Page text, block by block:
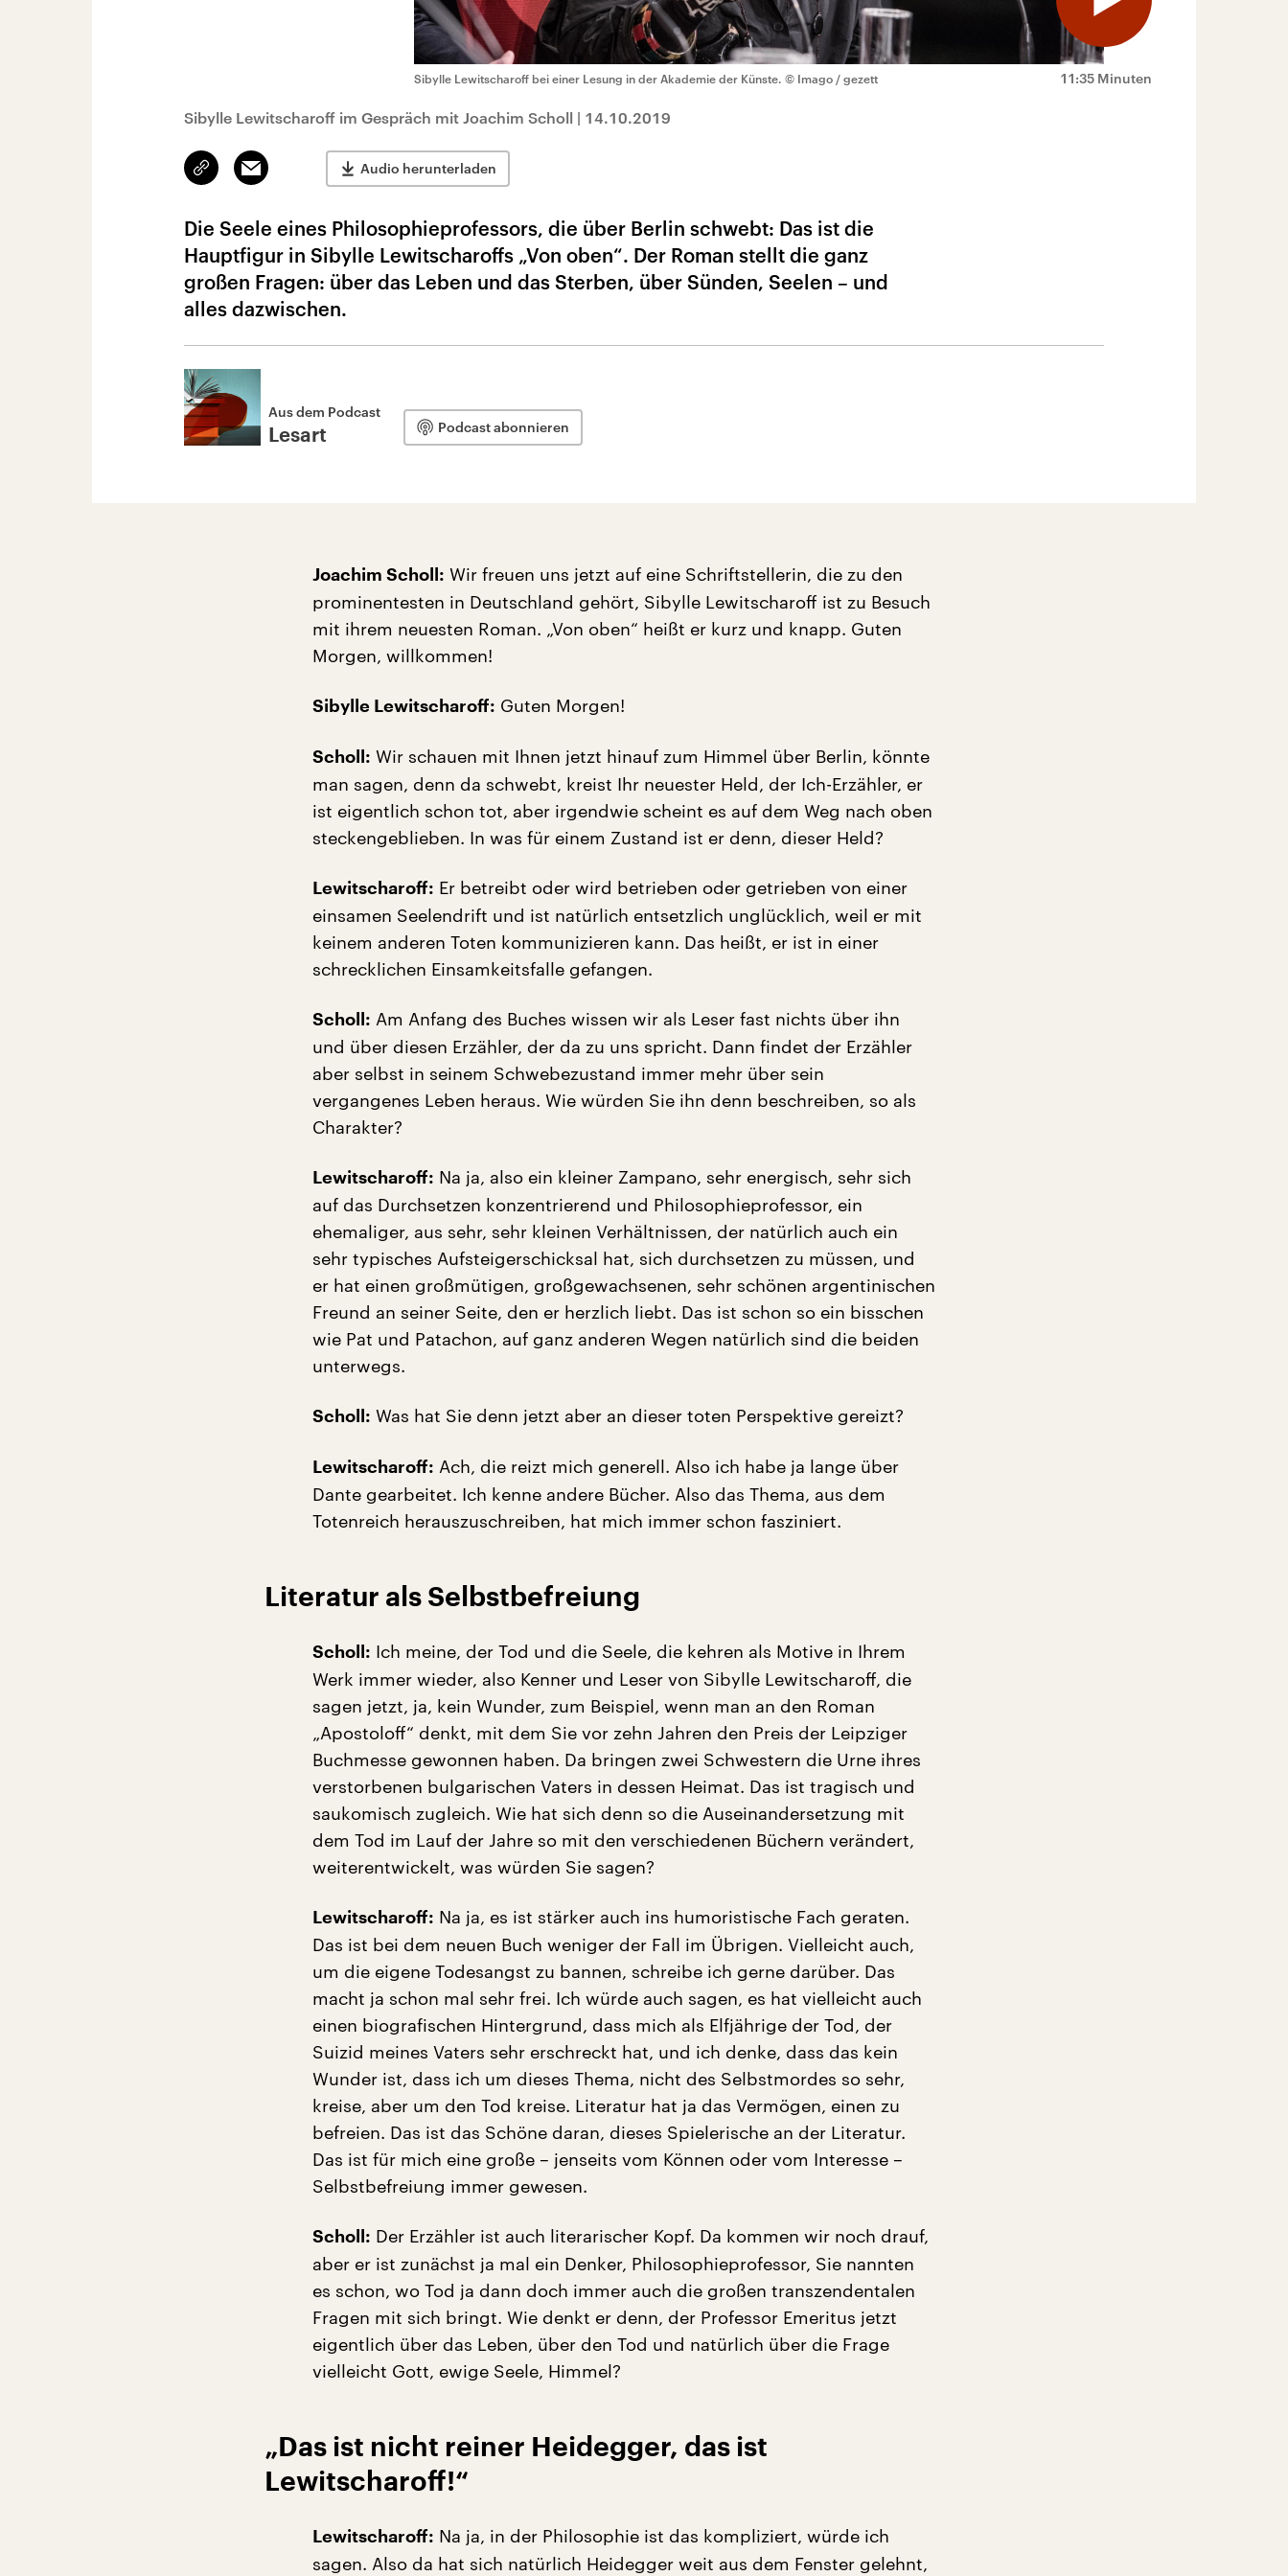
11:35 Minuten
Sibylle Lewitscharoff bei einer Lesung in der Akademie der Künste. © Imago / gezett
Sibylle Lewitscharoff im Gespräch mit Joachim Scholl | 14.10.2019
Link
kopieren/teilen
Email Audio herunterladen
Die Seele eines Philosophieprofessors, die über Berlin schwebt: Das ist die
Hauptfigur in Sibylle Lewitscharoffs „Von oben“. Der Roman stellt die ganz
großen Fragen: über das Leben und das Sterben, über Sünden, Seelen – und
alles dazwischen.
Aus dem Podcast
Lesart Podcast abonnieren
Joachim Scholl: Wir freuen uns jetzt auf eine Schriftstellerin, die zu den
prominentesten in Deutschland gehört, Sibylle Lewitscharoff ist zu Besuch
mit ihrem neuesten Roman. „Von oben“ heißt er kurz und knapp. Guten
Morgen, willkommen!
Sibylle Lewitscharoff: Guten Morgen!
Scholl: Wir schauen mit Ihnen jetzt hinauf zum Himmel über Berlin, könnte
man sagen, denn da schwebt, kreist Ihr neuester Held, der Ich-Erzähler, er
ist eigentlich schon tot, aber irgendwie scheint es auf dem Weg nach oben
steckengeblieben. In was für einem Zustand ist er denn, dieser Held?
Lewitscharoff: Er betreibt oder wird betrieben oder getrieben von einer
einsamen Seelendrift und ist natürlich entsetzlich unglücklich, weil er mit
keinem anderen Toten kommunizieren kann. Das heißt, er ist in einer
schrecklichen Einsamkeitsfalle gefangen.
Scholl: Am Anfang des Buches wissen wir als Leser fast nichts über ihn
und über diesen Erzähler, der da zu uns spricht. Dann findet der Erzähler
aber selbst in seinem Schwebezustand immer mehr über sein
vergangenes Leben heraus. Wie würden Sie ihn denn beschreiben, so als
Charakter?
Lewitscharoff: Na ja, also ein kleiner Zampano, sehr energisch, sehr sich
auf das Durchsetzen konzentrierend und Philosophieprofessor, ein
ehemaliger, aus sehr, sehr kleinen Verhältnissen, der natürlich auch ein
sehr typisches Aufsteigerschicksal hat, sich durchsetzen zu müssen, und
er hat einen großmütigen, großgewachsenen, sehr schönen argentinischen
Freund an seiner Seite, den er herzlich liebt. Das ist schon so ein bisschen
wie Pat und Patachon, auf ganz anderen Wegen natürlich sind die beiden
unterwegs.
Scholl: Was hat Sie denn jetzt aber an dieser toten Perspektive gereizt?
Lewitscharoff: Ach, die reizt mich generell. Also ich habe ja lange über
Dante gearbeitet. Ich kenne andere Bücher. Also das Thema, aus dem
Totenreich herauszuschreiben, hat mich immer schon fasziniert.
Literatur als Selbstbefreiung
Scholl: Ich meine, der Tod und die Seele, die kehren als Motive in Ihrem
Werk immer wieder, also Kenner und Leser von Sibylle Lewitscharoff, die
sagen jetzt, ja, kein Wunder, zum Beispiel, wenn man an den Roman
„Apostoloff“ denkt, mit dem Sie vor zehn Jahren den Preis der Leipziger
Buchmesse gewonnen haben. Da bringen zwei Schwestern die Urne ihres
verstorbenen bulgarischen Vaters in dessen Heimat. Das ist tragisch und
saukomisch zugleich. Wie hat sich denn so die Auseinandersetzung mit
dem Tod im Lauf der Jahre so mit den verschiedenen Büchern verändert,
weiterentwickelt, was würden Sie sagen?
Lewitscharoff: Na ja, es ist stärker auch ins humoristische Fach geraten.
Das ist bei dem neuen Buch weniger der Fall im Übrigen. Vielleicht auch,
um die eigene Todesangst zu bannen, schreibe ich gerne darüber. Das
macht ja schon mal sehr frei. Ich würde auch sagen, es hat vielleicht auch
einen biografischen Hintergrund, dass mich als Elfjährige der Tod, der
Suizid meines Vaters sehr erschreckt hat, und ich denke, dass das kein
Wunder ist, dass ich um dieses Thema, nicht des Selbstmordes so sehr,
kreise, aber um den Tod kreise. Literatur hat ja das Vermögen, einen zu
befreien. Das ist das Schöne daran, dieses Spielerische an der Literatur.
Das ist für mich eine große – jenseits vom Können oder vom Interesse –
Selbstbefreiung immer gewesen.
Scholl: Der Erzähler ist auch literarischer Kopf. Da kommen wir noch drauf,
aber er ist zunächst ja mal ein Denker, Philosophieprofessor, Sie nannten
es schon, wo Tod ja dann doch immer auch die großen transzendentalen
Fragen mit sich bringt. Wie denkt er denn, der Professor Emeritus jetzt
eigentlich über das Leben, über den Tod und natürlich über die Frage
vielleicht Gott, ewige Seele, Himmel?
„Das ist nicht reiner Heidegger, das ist
Lewitscharoff!“
Lewitscharoff: Na ja, in der Philosophie ist das kompliziert, würde ich
sagen. Also da hat sich natürlich Heidegger weit aus dem Fenster gelehnt,